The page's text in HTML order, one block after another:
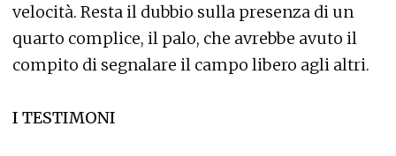
velocità. Resta il dubbio sulla presenza di un
quarto complice, il palo, che avrebbe avuto il
compito di segnalare il campo libero agli altri.
I TESTIMONI